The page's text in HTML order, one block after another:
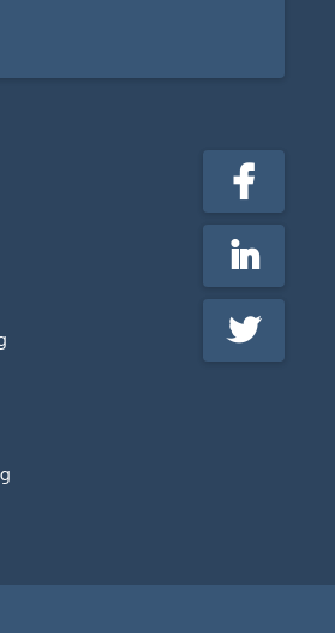
stempel-
fabrik.de
@Social
Media
Facebook
LinkedIn
Twitter